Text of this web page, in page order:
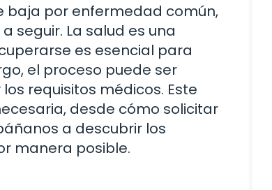
baja por enfermedad común,
seguir. La salud es una
es esencial para
el proceso puede ser
requisitos médicos. Este
desde cómo solicitar
a descubrir los
manera posible.